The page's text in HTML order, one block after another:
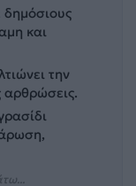
δημόσιους
και
την
αρθρώσεις.